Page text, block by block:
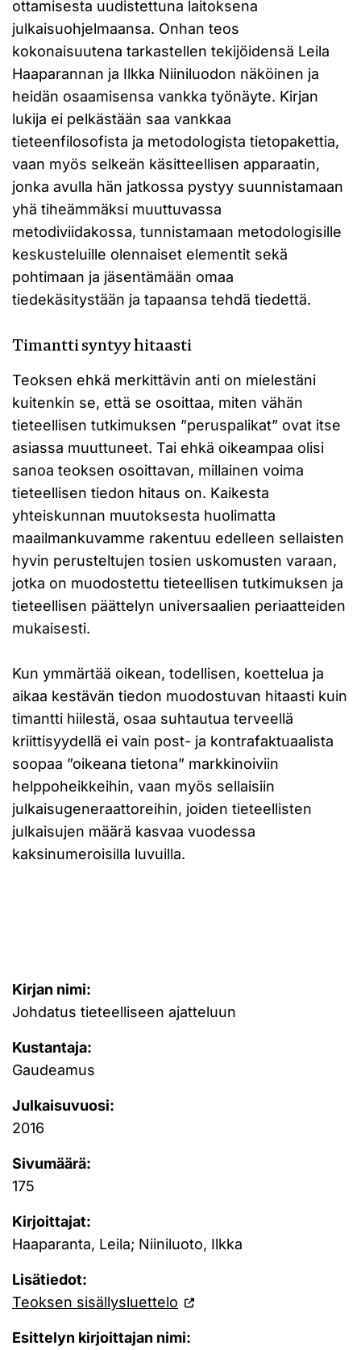
ottamisesta uudistettuna laitoksena
julkaisuohjelmaansa. Onhan teos
kokonaisuutena tarkastellen tekijöidensä Leila
Haaparannan ja Ilkka Niiniluodon näköinen ja
heidän osaamisensa vankka työnäyte. Kirjan
lukija ei pelkästään saa vankkaa
tieteenfilosofista ja metodologista tietopakettia,
vaan myös selkeän käsitteellisen apparaatin,
jonka avulla hän jatkossa pystyy suunnistamaan
yhä tiheämmäksi muuttuvassa
metodiviidakossa, tunnistamaan metodologisille
keskusteluille olennaiset elementit sekä
pohtimaan ja jäsentämään omaa
tiedekäsitystään ja tapaansa tehdä tiedettä.
Timantti syntyy hitaasti
Teoksen ehkä merkittävin anti on mielestäni
kuitenkin se, että se osoittaa, miten vähän
tieteellisen tutkimuksen ”peruspalikat” ovat itse
asiassa muuttuneet. Tai ehkä oikeampaa olisi
sanoa teoksen osoittavan, millainen voima
tieteellisen tiedon hitaus on. Kaikesta
yhteiskunnan muutoksesta huolimatta
maailmankuvamme rakentuu edelleen sellaisten
hyvin perusteltujen tosien uskomusten varaan,
jotka on muodostettu tieteellisen tutkimuksen ja
tieteellisen päättelyn universaalien periaatteiden
mukaisesti.
Kun ymmärtää oikean, todellisen, koettelua ja
aikaa kestävän tiedon muodostuvan hitaasti kuin
timantti hiilestä, osaa suhtautua terveellä
kriittisyydellä ei vain post- ja kontrafaktuaalista
soopaa ”oikeana tietona” markkinoiviin
helppoheikkeihin, vaan myös sellaisiin
julkaisugeneraattoreihin, joiden tieteellisten
julkaisujen määrä kasvaa vuodessa
kaksinumeroisilla luvuilla.
Kirjan nimi:
Johdatus tieteelliseen ajatteluun
Kustantaja:
Gaudeamus
Julkaisuvuosi:
2016
Sivumäärä:
175
Kirjoittajat:
Haaparanta, Leila; Niiniluoto, Ilkka
Lisätiedot:
Teoksen sisällysluettelo
Esittelyn kirjoittajan nimi: